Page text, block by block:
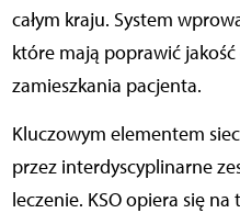
całym kraju. System
które mają poprawić
zamieszkania pacjenta.
Kluczowym elementem
przez interdyscyplinarne
leczenie. KSO opiera się